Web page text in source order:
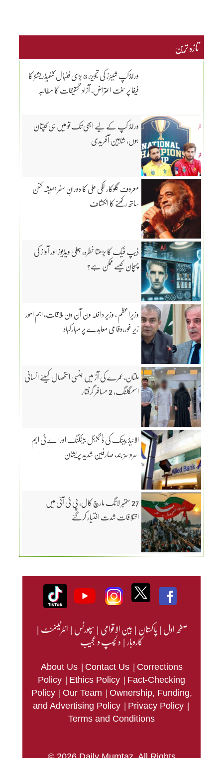
تازہ ترین
ورلڈکپ شیئرز کی تجویز، 3 بڑی فٹبال کنفیڈریشنز کا
فیفا پر سخت اعتراض، آزاد تحقیقات کا مطالبہ
ورلڈ کپ کے لیے ابھی تک تو میں ہی کپتان
ہوں، شاہین آفریدی
معروف گلوکار لکی علی کا دورانِ سفر ہمیشہ کفن
ساتھ رکھنے کا انکشاف
ڈیپ فیک کا بڑھتا خطرہ، جعلی ویڈیوز اور آواز کی
پہچان کیسے ممکن ہے؟
وزیراعظم ، وزیر داخلہ ون آن ون ملاقات، اہم امور
زیرِ غور،دفاعی معاہدے پر مبارکباد
ملتان، عمرے کی آڑ میں جنسی استحصال کیلئے انسانی
اسمگلنگ، 2 مسافر گرفتار
الائیڈ بینک کی ڈیجیٹل بینکنگ اور اے ٹی ایم
سروسز بند، صارفین شدید پریشان
27 ستمبر لانگ مارچ کال، پی ٹی آئی میں
اختلافات شدت اختیار کرگئے
صفحہ اول|پاکستان|بین الاقوامی|سپورٹس|انٹرٹینمنٹ|
کاروبار|دلچسپ و عجیب
About Us | Contact Us | Corrections
Policy | Ethics Policy | Fact-Checking
Policy | Our Team | Ownership, Funding,
and Advertising Policy | Privacy Policy |
Terms and Conditions